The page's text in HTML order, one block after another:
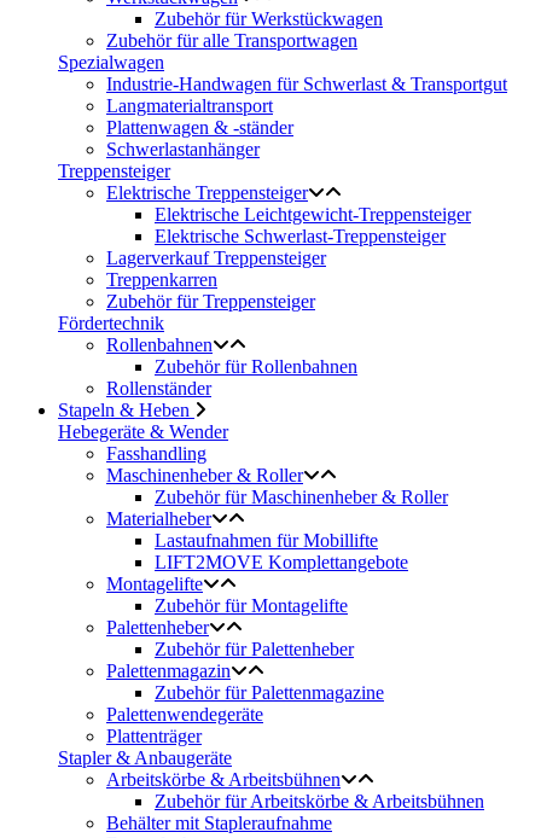
Zubehör für Werkstückwagen
Zubehör für alle Transportwagen
Spezialwagen
Industrie-Handwagen für Schwerlast & Transportgut
Langmaterialtransport
Plattenwagen & -ständer
Schwerlastanhänger
Treppensteiger
Elektrische Treppensteiger
Elektrische Leichtgewicht-Treppensteiger
Elektrische Schwerlast-Treppensteiger
Lagerverkauf Treppensteiger
Treppenkarren
Zubehör für Treppensteiger
Fördertechnik
Rollenbahnen
Zubehör für Rollenbahnen
Rollenständer
Stapeln & Heben
Hebegeräte & Wender
Fasshandling
Maschinenheber & Roller
Zubehör für Maschinenheber & Roller
Materialheber
Lastaufnahmen für Mobillifte
LIFT2MOVE Komplettangebote
Montagelifte
Zubehör für Montagelifte
Palettenheber
Zubehör für Palettenheber
Palettenmagazin
Zubehör für Palettenmagazine
Palettenwendegeräte
Plattenträger
Stapler & Anbaugeräte
Arbeitskörbe & Arbeitsbühnen
Zubehör für Arbeitskörbe & Arbeitsbühnen
Behälter mit Stapleraufnahme